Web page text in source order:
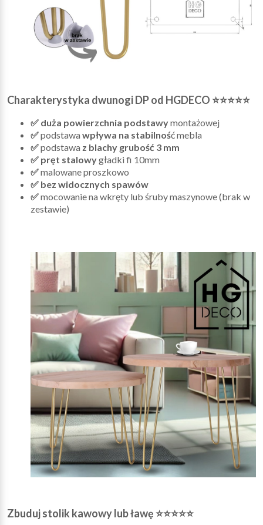
Charakterystyka dwunogi DP od HGDECO ⭐⭐⭐⭐⭐
✅ duża powierzchnia podstawymontażowej
✅podstawa wpływa na stabilność mebla
✅podstawa z blachy grubość 3 mm
✅ pręt stalowygładki fi 10mm
✅malowane proszkowo
✅ bez widocznych spawów
✅mocowanie na wkręty lub śruby maszynowe (brak w
zestawie)
Zbuduj stolik kawowy lub ławę ⭐⭐⭐⭐⭐